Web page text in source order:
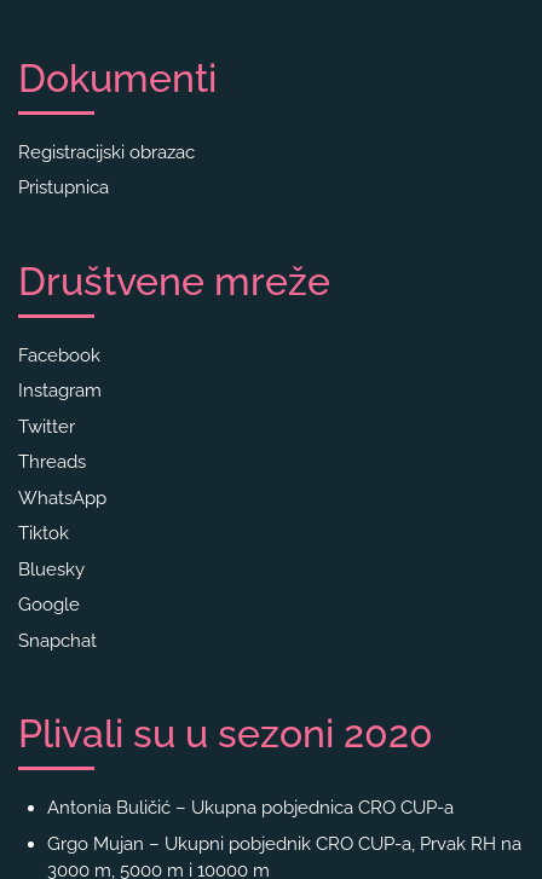
Dokumenti
Registracijski obrazac
Pristupnica
Društvene mreže
Facebook
Instagram
Twitter
Threads
WhatsApp
Tiktok
Bluesky
Google
Snapchat
Plivali su u sezoni 2020
Antonia Buličić – Ukupna pobjednica CRO CUP-a
Grgo Mujan – Ukupni pobjednik CRO CUP-a, Prvak RH na
3000 m, 5000 m i 10000 m